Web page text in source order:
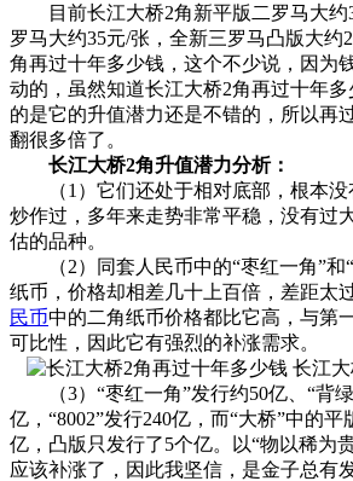
目前长江大桥2角新平版二罗马大约
罗马大约35元/张，全新三罗马凸版大约
角再过十年多少钱，这个不少说，因为
动的，虽然知道长江大桥2角再过十年
的是它的升值潜力还是不错的，所以再
翻很多倍了。
长江大桥2角升值潜力分析：
（1）它们还处于相对底部，根本没
炒作过，多年来走势非常平稳，没有过
估的品种。
（2）同套人民币中的“枣红一角”和“
纸币，价格却相差几十上百倍，差距太
民币中的二角纸币价格都比它高，与第
可比性，因此它有强烈的补涨需求。
（3）“枣红一角”发行约50亿、“背绿
亿，“8002”发行240亿，而“大桥”中的
亿，凸版只发行了5个亿。以“物以稀为
应该补涨了，因此我坚信，是金子总有